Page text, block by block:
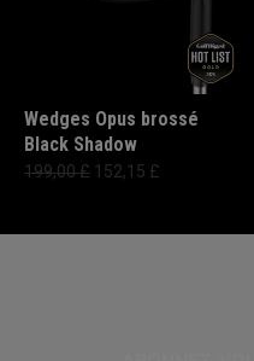
Wedges Opus brossé
Black Shadow
199,00 £ 152,15 £